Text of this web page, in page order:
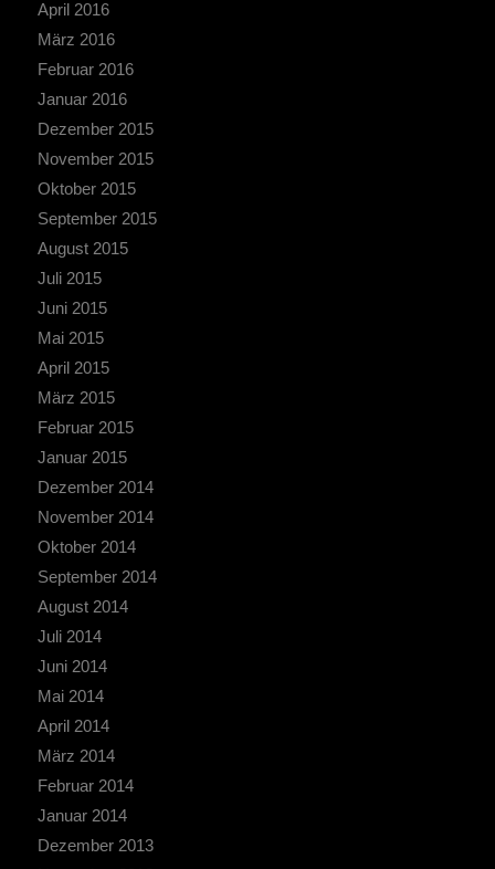
April 2016
März 2016
Februar 2016
Januar 2016
Dezember 2015
November 2015
Oktober 2015
September 2015
August 2015
Juli 2015
Juni 2015
Mai 2015
April 2015
März 2015
Februar 2015
Januar 2015
Dezember 2014
November 2014
Oktober 2014
September 2014
August 2014
Juli 2014
Juni 2014
Mai 2014
April 2014
März 2014
Februar 2014
Januar 2014
Dezember 2013